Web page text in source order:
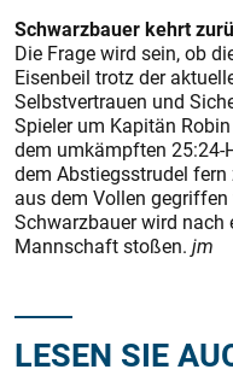
Schwarzbauer kehrt
Die Frage wird sein, ob
Eisenbeil trotz der
Selbstvertrauen und
Spieler um Kapitän
dem umkämpften 25:24-
dem Abstiegsstrudel
aus dem Vollen
Schwarzbauer wird nach
Mannschaft stoßen. jm
LESEN SIE